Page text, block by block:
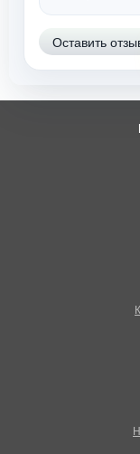
Оставить